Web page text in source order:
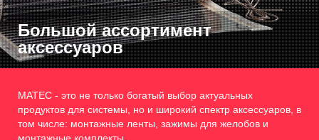
Большой ассортимент
аксессуаров
MATEC - это не только богатый выбор актуальных
продуктов для системы, но и широкий спектр аксессуаров, в
том числе: монтажные ленты, зажимы для желобов и